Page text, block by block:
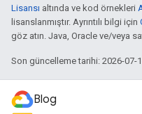
Lisansı altında ve kod örnekleri
lisanslanmıştır. Ayrıntılı bilgi için
göz atın. Java, Oracle ve/veya
Son güncelleme tarihi: 2026-07-
Blog